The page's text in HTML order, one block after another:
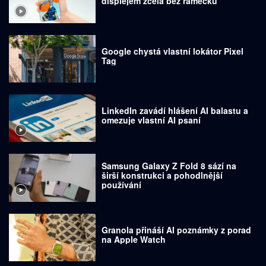
Google chystá vlastní lokátor Pixel
Tag
LinkedIn zavádí hlášení AI balastu a
omezuje vlastní AI psaní
Samsung Galaxy Z Fold 8 sází na
širší konstrukci a pohodlnější
používání
Granola přináší AI poznámky z porad
na Apple Watch